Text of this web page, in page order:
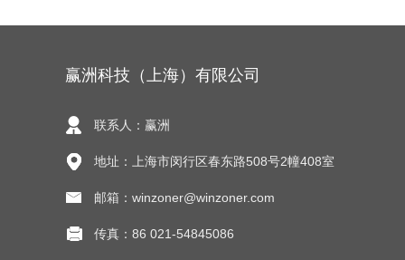
赢洲科技（上海）有限公司
联系人：赢洲
地址：上海市闵行区春东路508号2幢408室
邮箱：winzoner@winzoner.com
传真：86 021-54845086